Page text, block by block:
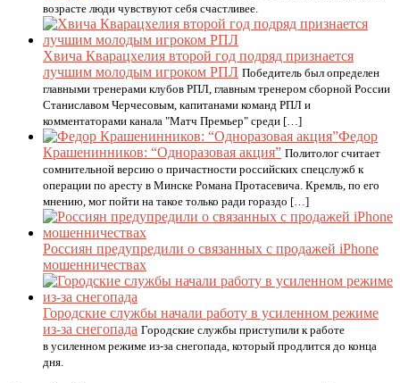
возрасте люди чувствуют себя счастливее.
Хвича Кварацхелия второй год подряд признается
лучшим молодым игроком РПЛ Победитель был определен
главными тренерами клубов РПЛ, главным тренером сборной России
Станиславом Черчесовым, капитанами команд РПЛ и
комментаторами канала "Матч Премьер" среди […]
Федор
Крашенинников: “Одноразовая акция” Политолог считает
сомнительной версию о причастности российских спецслужб к
операции по аресту в Минске Романа Протасевича. Кремль, по его
мнению, мог пойти на такое только ради гораздо […]
Россиян предупредили о связанных с продажей iPhone
мошенничествах
Городские службы начали работу в усиленном режиме
из-за снегопада Городские службы приступили к работе
в усиленном режиме из-за снегопада, который продлится до конца
дня.